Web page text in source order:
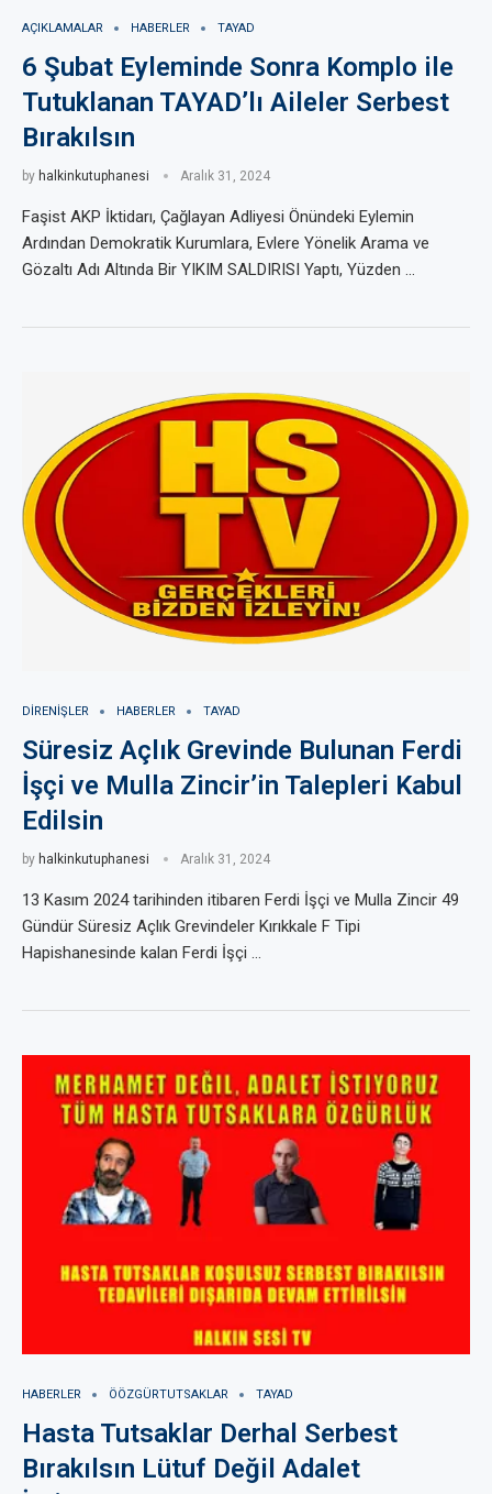
AÇIKLAMALAR HABERLER TAYAD
6 Şubat Eyleminde Sonra Komplo ile
Tutuklanan TAYAD’lı Aileler Serbest
Bırakılsın
by halkinkutuphanesi Aralık 31, 2024
Faşist AKP İktidarı, Çağlayan Adliyesi Önündeki Eylemin
Ardından Demokratik Kurumlara, Evlere Yönelik Arama ve
Gözaltı Adı Altında Bir YIKIM SALDIRISI Yaptı, Yüzden …
DIRENIŞLER HABERLER TAYAD
Süresiz Açlık Grevinde Bulunan Ferdi
İşçi ve Mulla Zincir’in Talepleri Kabul
Edilsin
by halkinkutuphanesi Aralık 31, 2024
13 Kasım 2024 tarihinden itibaren Ferdi İşçi ve Mulla Zincir 49
Gündür Süresiz Açlık Grevindeler Kırıkkale F Tipi
Hapishanesinde kalan Ferdi İşçi …
HABERLER ÖÖZGÜRTUTSAKLAR TAYAD
Hasta Tutsaklar Derhal Serbest
Bırakılsın Lütuf Değil Adalet